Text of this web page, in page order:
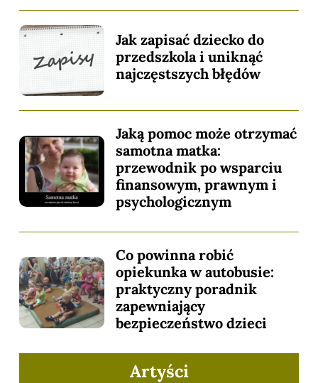
Jak zapisać dziecko do
przedszkola i uniknąć
najczęstszych błędów
Jaką pomoc może otrzymać
samotna matka:
przewodnik po wsparciu
finansowym, prawnym i
psychologicznym
Co powinna robić
opiekunka w autobusie:
praktyczny poradnik
zapewniający
bezpieczeństwo dzieci
Artyści